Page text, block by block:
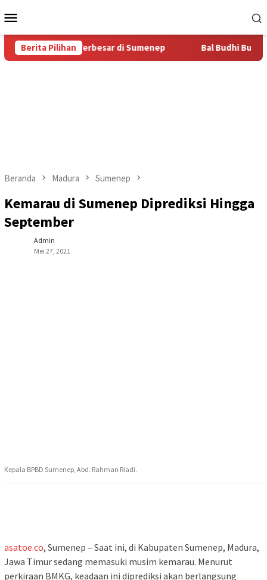
ke
Mobile
Berita Pilihan
Bal Budhi Terbesar di Sumenep Bal Budhi Bupati
Beranda Madura Sumenep
Kemarau di Sumenep Diprediksi Hingga
September
Admin
Mei 27, 2021
Kepala BPBD Sumenep, Abd. Rahman Riadi.
asatoe.co, Sumenep – Saat ini, di Kabupaten Sumenep, Madura,
Jawa Timur sedang memasuki musim kemarau. Menurut
perkiraan BMKG, keadaan ini diprediksi akan berlangsung